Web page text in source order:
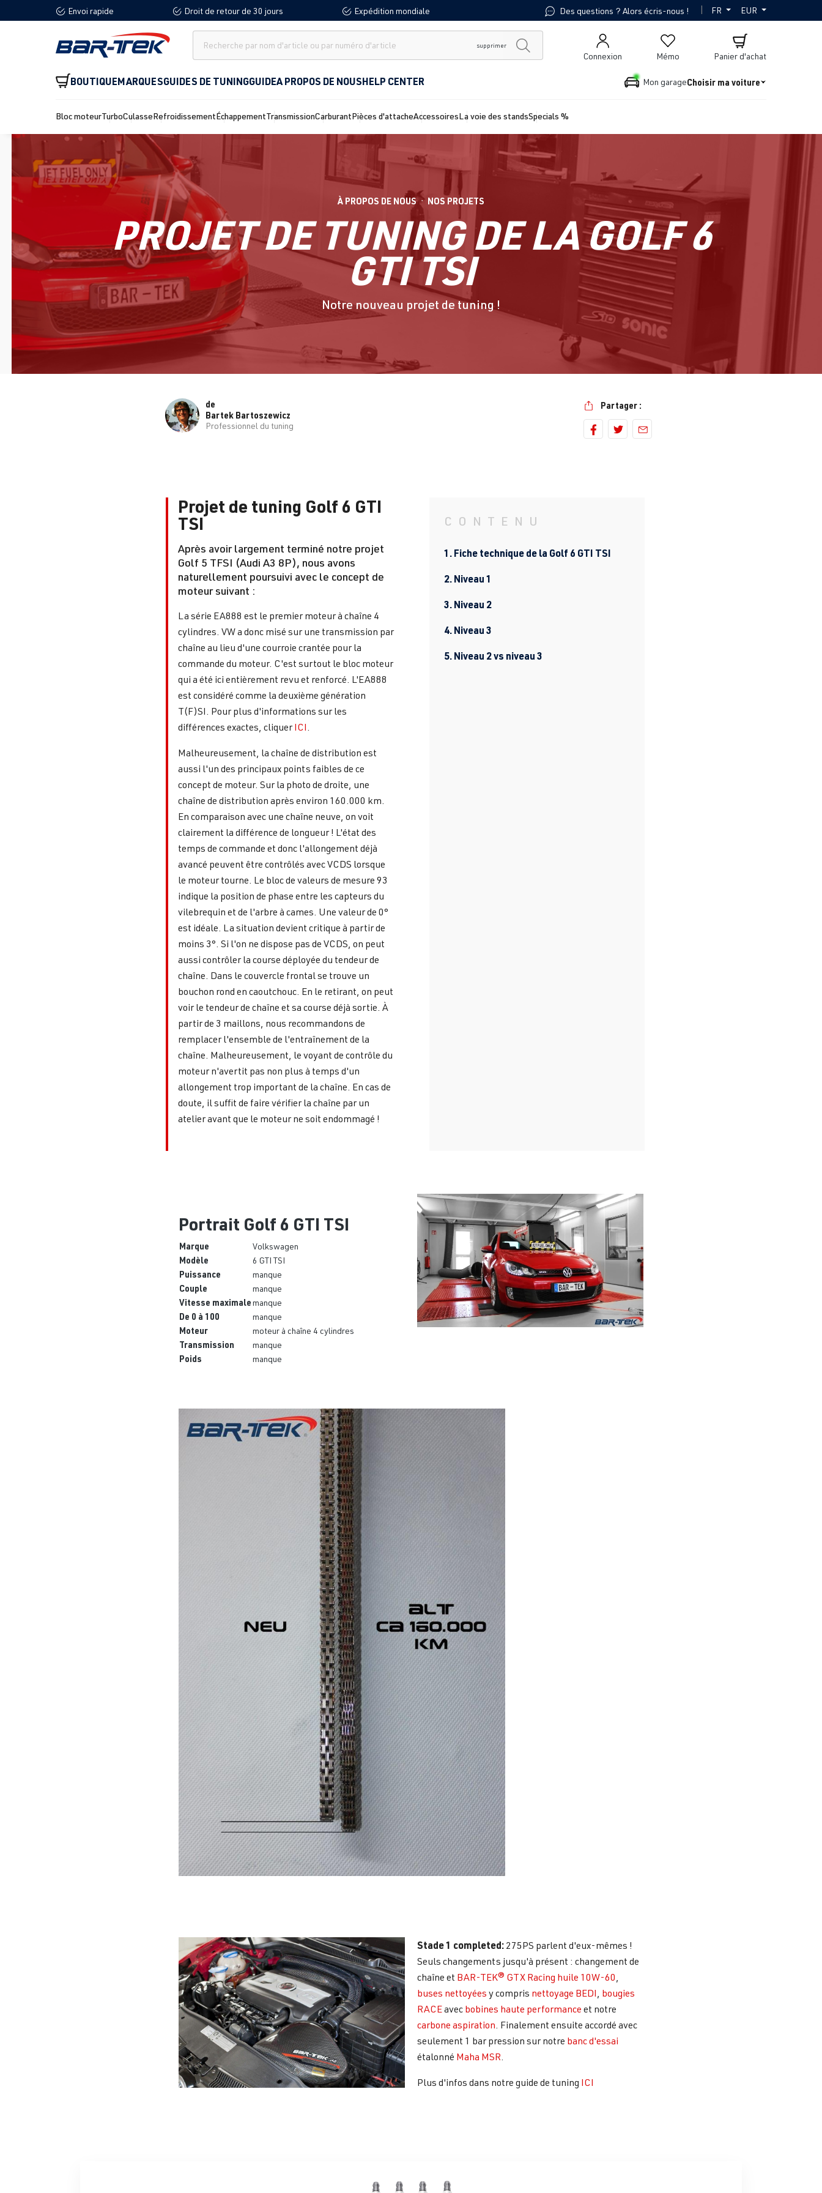
Passer à la navigation principale
Envoi rapide Droit de retour de 30 jours Expédition mondiale Des questions ? Alors écris-nous ! | FR EUR
supprimer
Mémo
Connexion Panier d'achat
BOUTIQUEMARQUESGUIDES DE TUNINGGUIDEA PROPOS DE NOUSHELP CENTER Mon garageChoisir ma voiture
Bloc moteurTurboCulasseRefroidissementÉchappementTransmissionCarburantPièces d'attacheAccessoiresLa voie des standsSpecials %
À PROPOS DE NOUS ● NOS PROJETS
PROJET DE TUNING DE LA GOLF 6
GTI TSI
Notre nouveau projet de tuning !
de
Bartek Bartoszewicz
Professionnel du tuning
Partager :
Projet de tuning Golf 6 GTI
TSI
Après avoir largement terminé notre projet
Golf 5 TFSI (Audi A3 8P), nous avons
naturellement poursuivi avec le concept de
moteur suivant :
La série EA888 est le premier moteur à chaîne 4
cylindres. VW a donc misé sur une transmission par
chaîne au lieu d'une courroie crantée pour la
commande du moteur. C'est surtout le bloc moteur
qui a été ici entièrement revu et renforcé. L'EA888
est considéré comme la deuxième génération
T(F)SI. Pour plus d'informations sur les
différences exactes, cliquerICI
Malheureusement, la chaîne de distribution est
aussi l'un des principaux points faibles de ce
concept de moteur. Sur la photo de droite, une
chaîne de distribution après environ 160.000 km.
En comparaison avec une chaîne neuve, on voit
clairement la différence de longueur ! L'état des
temps de commande et donc l'allongement déjà
avancé peuvent être contrôlés avec VCDS lorsque
le moteur tourne. Le bloc de valeurs de mesure 93
indique la position de phase entre les capteurs du
vilebrequin et de l'arbre à cames. Une valeur de 0°
est idéale. La situation devient critique à partir de
moins 3°. Si l'on ne dispose pas de VCDS, on peut
aussi contrôler la course déployée du tendeur de
chaîne. Dans le couvercle frontal se trouve un
bouchon rond en caoutchouc. En le retirant, on peut
voir le tendeur de chaîne et sa course déjà sortie. À
partir de 3 maillons, nous recommandons de
remplacer l'ensemble de l'entraînement de la
chaîne. Malheureusement, le voyant de contrôle du
moteur n'avertit pas non plus à temps d'un
allongement trop important de la chaîne. En cas de
doute, il suffit de faire vérifier la chaîne par un
atelier avant que le moteur ne soit endommagé !
CONTENU
1. Fiche technique de la Golf 6 GTI TSI
2. Niveau 1
3. Niveau 2
4. Niveau 3
5. Niveau 2 vs niveau 3
Portrait Golf 6 GTI TSI
Marque Volkswagen
Modèle 6 GTI TSI
Puissance manque
Couple manque
Vitesse maximalemanque
De 0 à 100 manque
Moteur moteur à chaîne 4 cylindres
Transmission manque
Poids manque
Stade 1 completed: 275PS parlent d'eux-mêmes !
Seuls changements jusqu'à présent : changement de
chaîne et BAR-TEK® GTX Racing huile 10W-60,
buses nettoyées y compris nettoyage BEDI, bougies
RACEavec bobines haute performance et notre
carbone aspiration. Finalement ensuite accordé avec
seulement 1 bar pression sur notre banc d'essai
étalonné Maha MSR.
Plus d'infos dans notre guide de tuning ICI